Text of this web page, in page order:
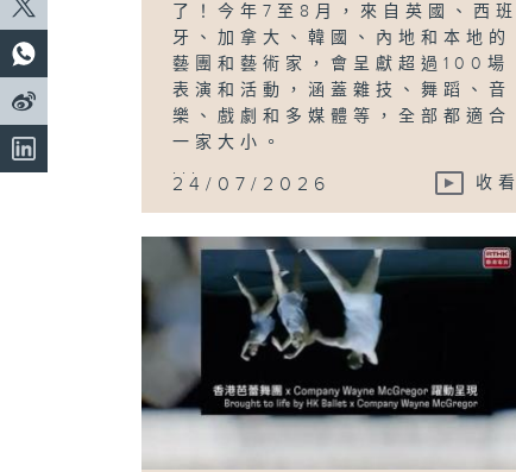
了！今年7至8月，來自英國、西班
牙、加拿大、韓國、內地和本地的
藝團和藝術家，會呈獻超過100場
表演和活動，涵蓋雜技、舞蹈、音
樂、戲劇和多媒體等，全部都適合
一家大小。
...
24/07/2026 收看